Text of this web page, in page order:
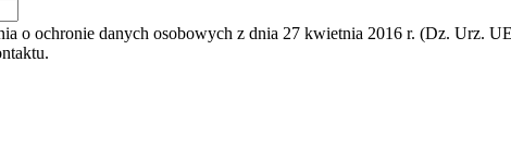
o ochronie danych osobowych z dnia 27 kwietnia 2016 r. (Dz. Urz.